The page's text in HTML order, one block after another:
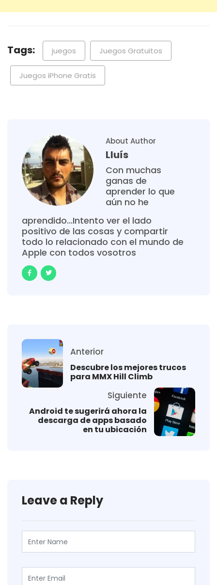
Tags: juegos Juegos Gratuitos
Juegos iPhone Gratis
About Author
Lluís
Con muchas
ganas de
aprender lo que
aún no he
aprendido...Intento ver el lado
positivo de las cosas y compartir
todo lo relacionado con el mundo de
Apple con todos vosotros
Anterior
Descubre los mejores trucos
para MMX Hill Climb
Siguiente
Android te sugerirá ahora la
descarga de apps basado
en tu ubicación
Leave a Reply